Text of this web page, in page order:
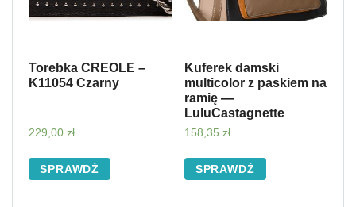
Torebka CREOLE –
K11054 Czarny
229,00 zł
SPRAWDŹ
Kuferek damski
multicolor z paskiem na
ramię —
LuluCastagnette
158,35 zł
SPRAWDŹ